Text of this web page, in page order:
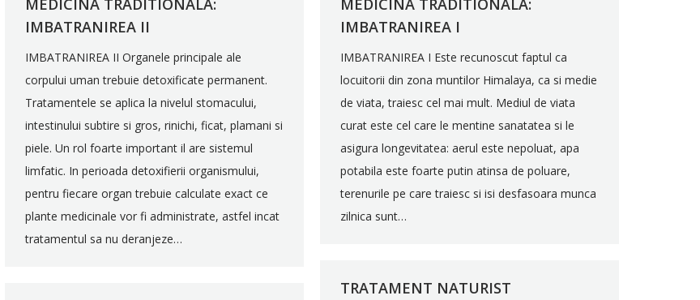
MEDICINA TRADITIONALA:
IMBATRANIREA II
IMBATRANIREA II Organele principale ale
corpului uman trebuie detoxificate permanent.
Tratamentele se aplica la nivelul stomacului,
intestinului subtire si gros, rinichi, ficat, plamani si
piele. Un rol foarte important il are sistemul
limfatic. In perioada detoxifierii organismului,
pentru fiecare organ trebuie calculate exact ce
plante medicinale vor fi administrate, astfel incat
tratamentul sa nu deranjeze…
MEDICINA TRADITIONALA:
IMBATRANIREA I
IMBATRANIREA I Este recunoscut faptul ca
locuitorii din zona muntilor Himalaya, ca si medie
de viata, traiesc cel mai mult. Mediul de viata
curat este cel care le mentine sanatatea si le
asigura longevitatea: aerul este nepoluat, apa
potabila este foarte putin atinsa de poluare,
terenurile pe care traiesc si isi desfasoara munca
zilnica sunt…
TRATAMENT NATURIST